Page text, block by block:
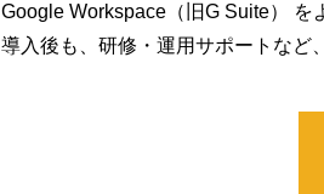
Google Workspace（旧G Suite） を
導入後も、研修・運用サポートなど